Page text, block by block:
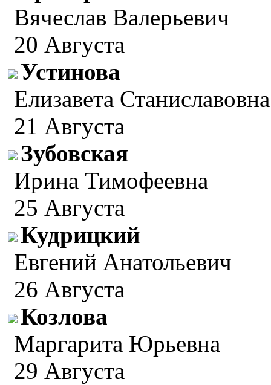
Вячеслав Валерьевич
20 Августа
Устинова
Елизавета Станиславовна
21 Августа
Зубовская
Ирина Тимофеевна
25 Августа
Кудрицкий
Евгений Анатольевич
26 Августа
Козлова
Маргарита Юрьевна
29 Августа